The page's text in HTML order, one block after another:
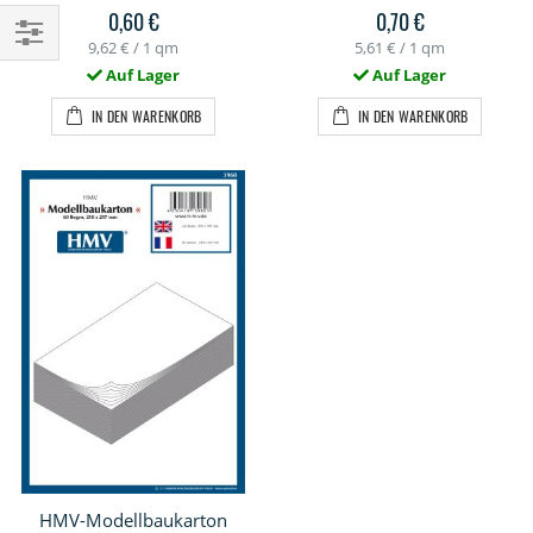
0,60 €
9,62 € / 1 qm
Auf Lager
IN DEN WARENKORB
0,70 €
5,61 € / 1 qm
Auf Lager
IN DEN WARENKORB
HMV-Modellbaukarton
Einkaufsoptionen